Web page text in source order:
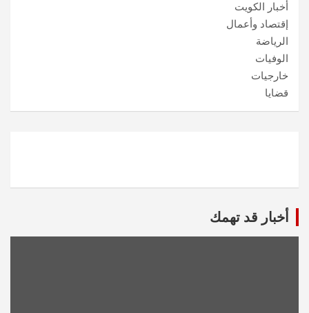
أخبار الكويت
إقتصاد وأعمال
الرياضة
الوفيات
خارجيات
قضايا
أخبار قد تهمك